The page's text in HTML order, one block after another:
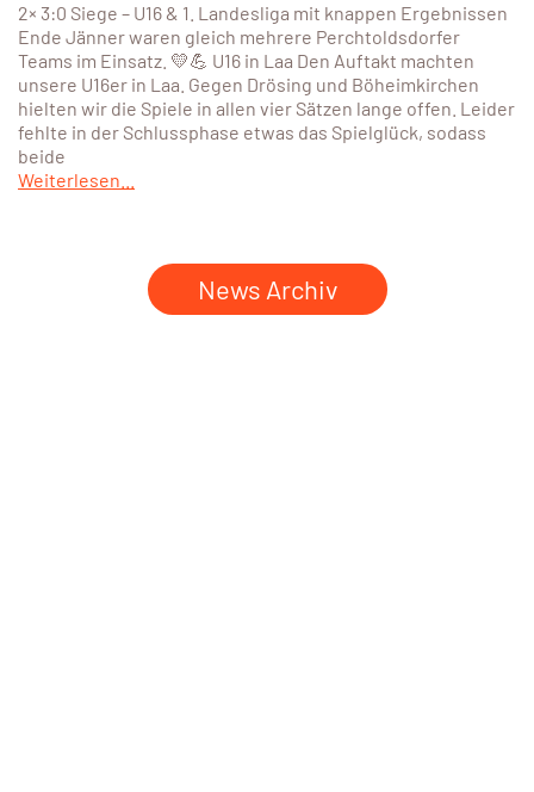
2× 3:0 Siege – U16 & 1. Landesliga mit knappen Ergebnissen
Ende Jänner waren gleich mehrere Perchtoldsdorfer
Teams im Einsatz. 💛💪 U16 in Laa Den Auftakt machten
unsere U16er in Laa. Gegen Drösing und Böheimkirchen
hielten wir die Spiele in allen vier Sätzen lange offen. Leider
fehlte in der Schlussphase etwas das Spielglück, sodass
beide
Weiterlesen...
News Archiv